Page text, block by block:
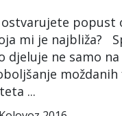
ostvarujete popust
mi je najbliža?
djeluje ne samo na
moždanih
...